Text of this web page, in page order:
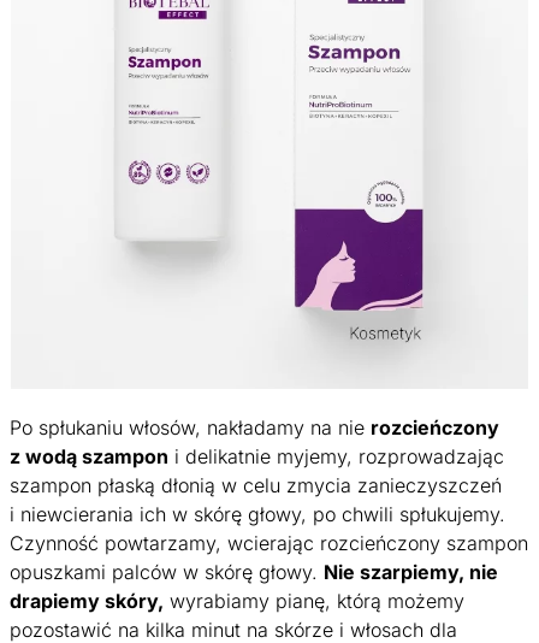
Po spłukaniu włosów, nakładamy na nie rozcieńczony
z wodą szampon i delikatnie myjemy, rozprowadzając
szampon płaską dłonią w celu zmycia zanieczyszczeń
i niewcierania ich w skórę głowy, po chwili spłukujemy.
Czynność powtarzamy, wcierając rozcieńczony szampon
opuszkami palców w skórę głowy. Nie szarpiemy, nie
drapiemy skóry, wyrabiamy pianę, którą możemy
pozostawić na kilka minut na skórze i włosach dla